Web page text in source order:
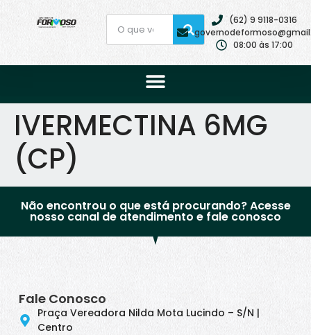
(62) 9 9118-0316
08:00 às 17:00
IVERMECTINA 6MG
(CP)
Não encontrou o que está procurando? Acesse
nosso canal de atendimento e fale conosco
Fale Conosco
Praça Vereadora Nilda Mota Lucindo – S/N |
Centro